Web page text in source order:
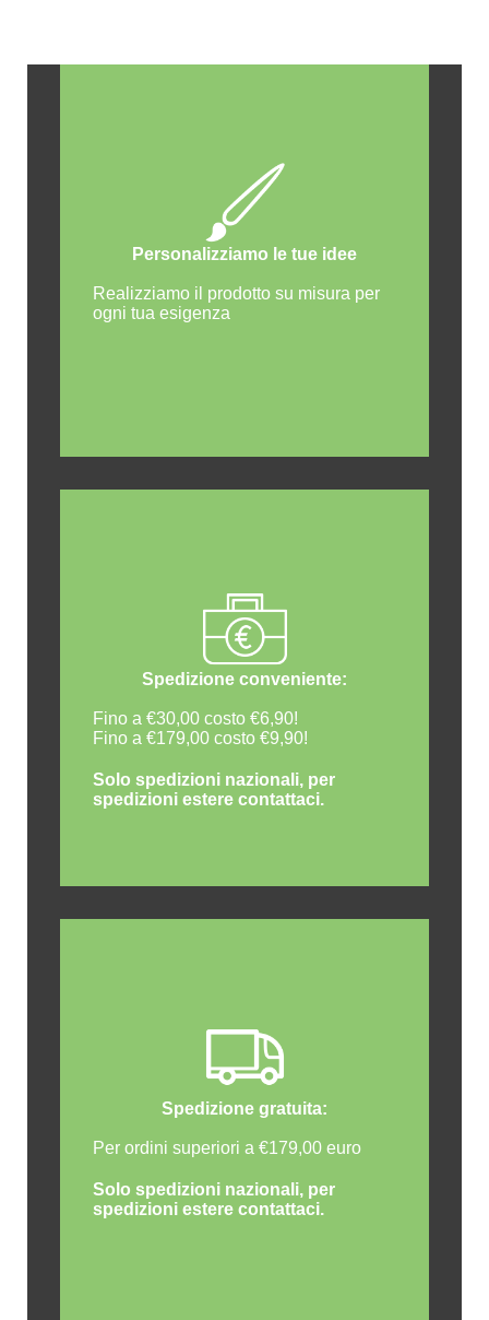
Personalizziamo le tue idee
Realizziamo il prodotto su misura per
ogni tua esigenza
Spedizione conveniente:
Fino a €30,00 costo €6,90!
Fino a €179,00 costo €9,90!
Solo spedizioni nazionali, per
spedizioni estere contattaci.
Spedizione gratuita:
Per ordini superiori a €179,00 euro
Solo spedizioni nazionali, per
spedizioni estere contattaci.